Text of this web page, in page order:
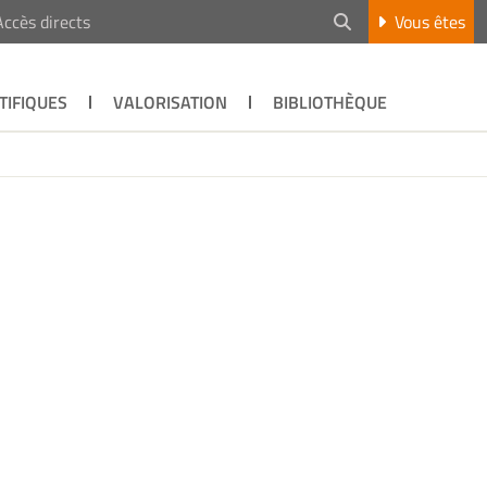
directs Vous êtes
VALORISATION BIBLIOTHÈQUE